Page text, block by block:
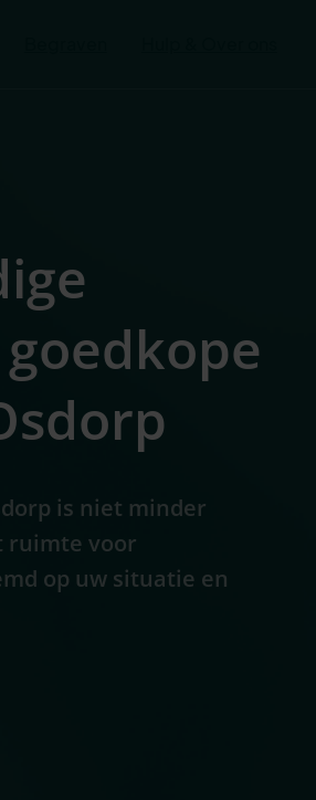
is niet minder
ruimte voor
op uw situatie en